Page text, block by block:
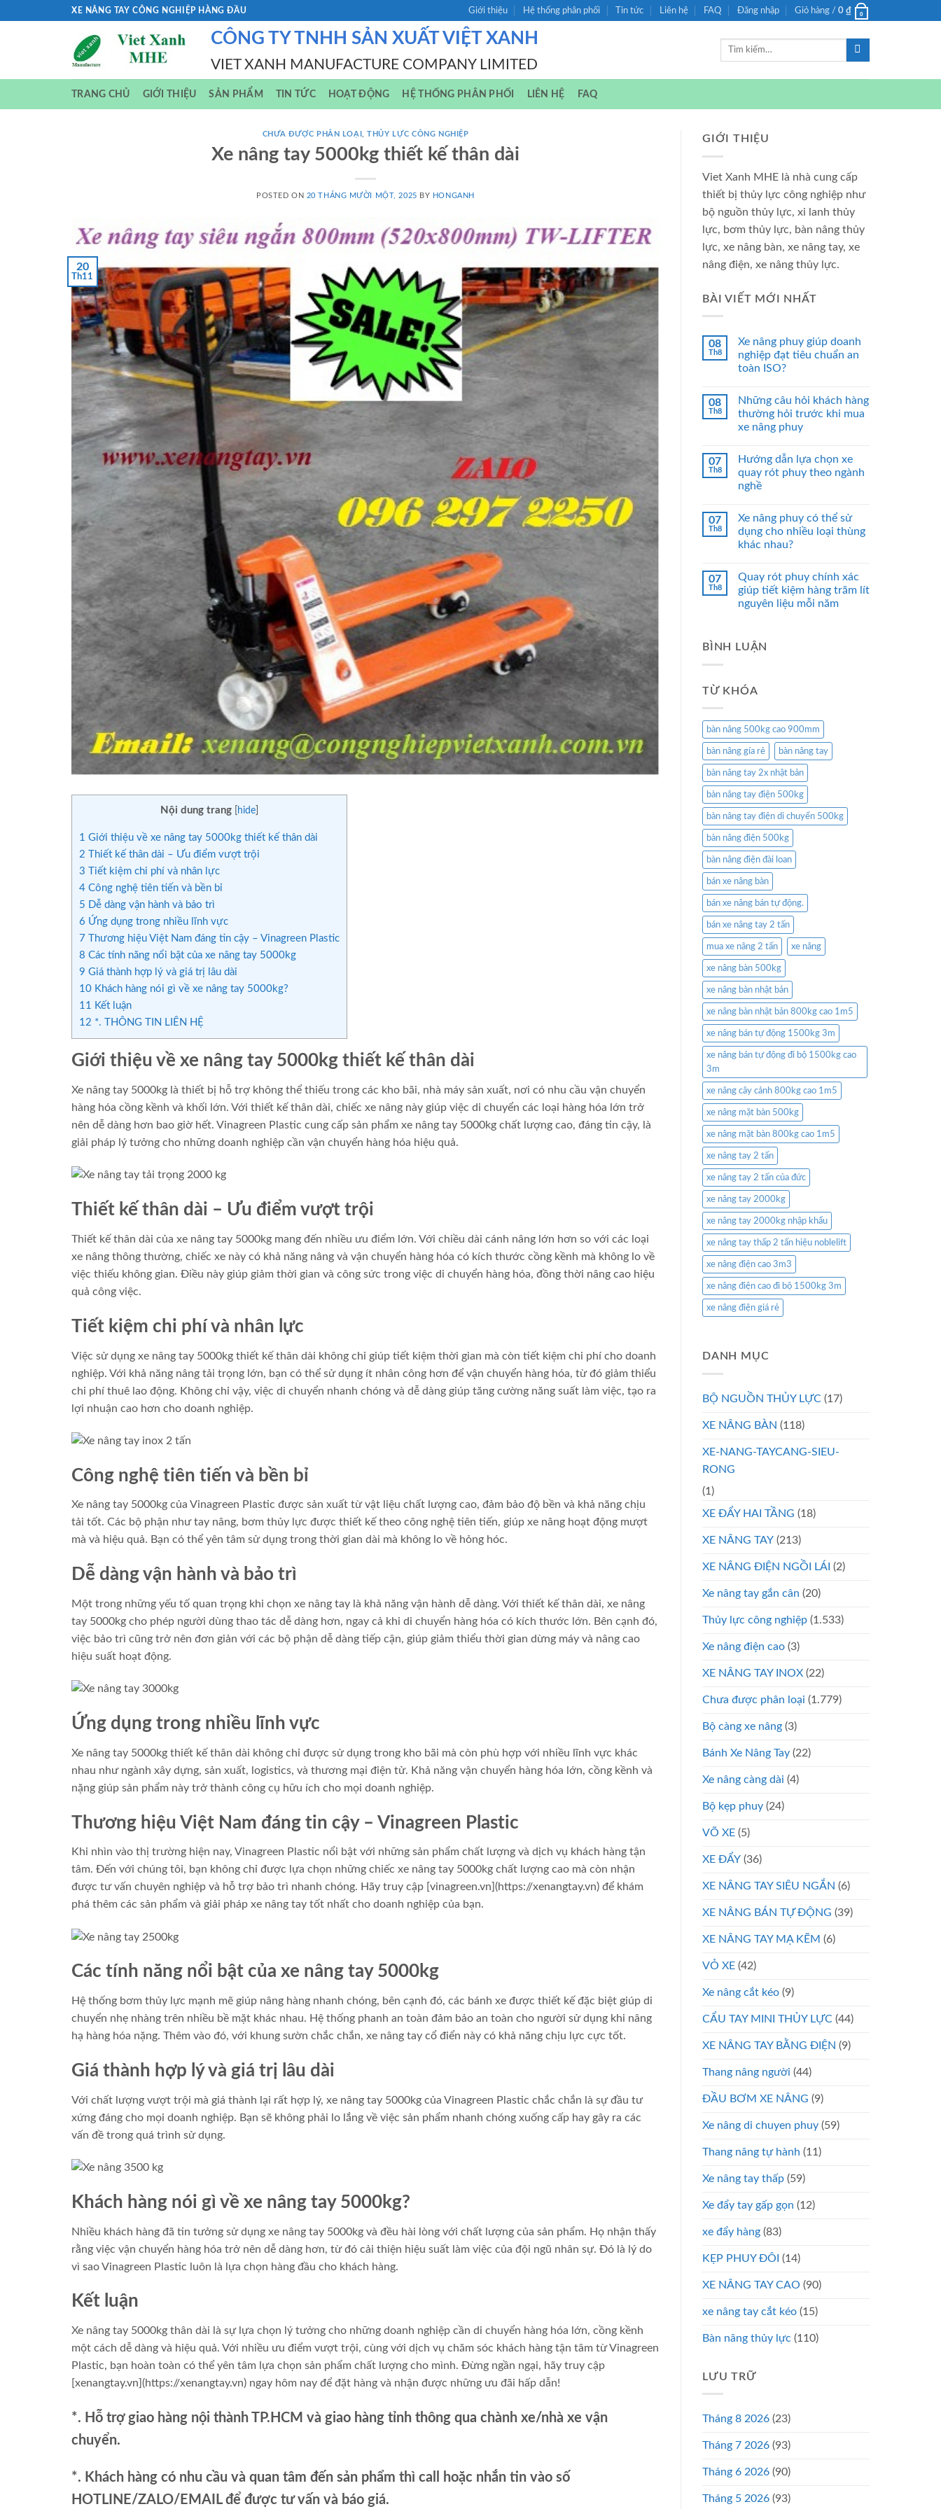
XE NÂNG TAY CÔNG NGHIỆP HÀNG ĐẦU Giới thiệu Hệ thống phân phối Tin tức Liên hệ FAQ Đăng nhập Giỏ hàng / 0 ₫ 0
CÔNG TY TNHH SẢN XUẤT VIỆT XANH
VIET XANH MANUFACTURE COMPANY LIMITED
Tìm
TRANG CHỦ GIỚI THIỆU SẢN PHẨM TIN TỨC HOẠT ĐỘNG HỆ THỐNG PHÂN PHỐI LIÊN HỆ FAQ
CHƯA ĐƯỢC PHÂN LOẠI ,THỦY LỰC CÔNG NGHIỆP
Xe nâng tay 5000kg thiết kế thân dài
POSTED ON 20 THÁNG MƯỜI MỘT, 2025 BY HONGANH
20
Th11
Nội dung trang hide
1 Giới thiệu về xe nâng tay 5000kg thiết kế thân dài
2 Thiết kế thân dài – Ưu điểm vượt trội
3 Tiết kiệm chi phí và nhân lực
4 Công nghệ tiên tiến và bền bỉ
5 Dễ dàng vận hành và bảo trì
6 Ứng dụng trong nhiều lĩnh vực
7 Thương hiệu Việt Nam đáng tin cậy – Vinagreen Plastic
8 Các tính năng nổi bật của xe nâng tay 5000kg
9 Giá thành hợp lý và giá trị lâu dài
10 Khách hàng nói gì về xe nâng tay 5000kg?
11 Kết luận
12 *. THÔNG TIN LIÊN HỆ
Giới thiệu về xe nâng tay 5000kg thiết kế thân dài
Xe nâng tay 5000kg là thiết bị hỗ trợ không thể thiếu trong các kho bãi, nhà máy sản xuất, nơi có nhu cầu vận chuyển
hàng hóa cồng kềnh và khối lớn. Với thiết kế thân dài, chiếc xe nâng này giúp việc di chuyển các loại hàng hóa lớn trở
nên dễ dàng hơn bao giờ hết. Vinagreen Plastic cung cấp sản phẩm xe nâng tay 5000kg chất lượng cao, đáng tin cậy, là
giải pháp lý tưởng cho những doanh nghiệp cần vận chuyển hàng hóa hiệu quả.
Thiết kế thân dài – Ưu điểm vượt trội
Thiết kế thân dài của xe nâng tay 5000kg mang đến nhiều ưu điểm lớn. Với chiều dài cánh nâng lớn hơn so với các loại
xe nâng thông thường, chiếc xe này có khả năng nâng và vận chuyển hàng hóa có kích thước cồng kềnh mà không lo về
việc thiếu không gian. Điều này giúp giảm thời gian và công sức trong việc di chuyển hàng hóa, đồng thời nâng cao hiệu
quả công việc.
Tiết kiệm chi phí và nhân lực
Việc sử dụng xe nâng tay 5000kg thiết kế thân dài không chỉ giúp tiết kiệm thời gian mà còn tiết kiệm chi phí cho doanh
nghiệp. Với khả năng nâng tải trọng lớn, bạn có thể sử dụng ít nhân công hơn để vận chuyển hàng hóa, từ đó giảm thiểu
chi phí thuê lao động. Không chỉ vậy, việc di chuyển nhanh chóng và dễ dàng giúp tăng cường năng suất làm việc, tạo ra
lợi nhuận cao hơn cho doanh nghiệp.
Công nghệ tiên tiến và bền bỉ
Xe nâng tay 5000kg của Vinagreen Plastic được sản xuất từ vật liệu chất lượng cao, đảm bảo độ bền và khả năng chịu
tải tốt. Các bộ phận như tay nâng, bơm thủy lực được thiết kế theo công nghệ tiên tiến, giúp xe nâng hoạt động mượt
mà và hiệu quả. Bạn có thể yên tâm sử dụng trong thời gian dài mà không lo về hỏng hóc.
Dễ dàng vận hành và bảo trì
Một trong những yếu tố quan trọng khi chọn xe nâng tay là khả năng vận hành dễ dàng. Với thiết kế thân dài, xe nâng
tay 5000kg cho phép người dùng thao tác dễ dàng hơn, ngay cả khi di chuyển hàng hóa có kích thước lớn. Bên cạnh đó,
việc bảo trì cũng trở nên đơn giản với các bộ phận dễ dàng tiếp cận, giúp giảm thiểu thời gian dừng máy và nâng cao
hiệu suất hoạt động.
Ứng dụng trong nhiều lĩnh vực
Xe nâng tay 5000kg thiết kế thân dài không chỉ được sử dụng trong kho bãi mà còn phù hợp với nhiều lĩnh vực khác
nhau như ngành xây dựng, sản xuất, logistics, và thương mại điện tử. Khả năng vận chuyển hàng hóa lớn, cồng kềnh và
nặng giúp sản phẩm này trở thành công cụ hữu ích cho mọi doanh nghiệp.
Thương hiệu Việt Nam đáng tin cậy – Vinagreen Plastic
Khi nhìn vào thị trường hiện nay, Vinagreen Plastic nổi bật với những sản phẩm chất lượng và dịch vụ khách hàng tận
tâm. Đến với chúng tôi, bạn không chỉ được lựa chọn những chiếc xe nâng tay 5000kg chất lượng cao mà còn nhận
được tư vấn chuyên nghiệp và hỗ trợ bảo trì nhanh chóng. Hãy truy cập [vinagreen.vn](https://xenangtay.vn) để khám
phá thêm các sản phẩm và giải pháp xe nâng tay tốt nhất cho doanh nghiệp của bạn.
Các tính năng nổi bật của xe nâng tay 5000kg
Hệ thống bơm thủy lực mạnh mẽ giúp nâng hàng nhanh chóng, bên cạnh đó, các bánh xe được thiết kế đặc biệt giúp di
chuyển nhẹ nhàng trên nhiều bề mặt khác nhau. Hệ thống phanh an toàn đảm bảo an toàn cho người sử dụng khi nâng
hạ hàng hóa nặng. Thêm vào đó, với khung sườn chắc chắn, xe nâng tay cổ điển này có khả năng chịu lực cực tốt.
Giá thành hợp lý và giá trị lâu dài
Với chất lượng vượt trội mà giá thành lại rất hợp lý, xe nâng tay 5000kg của Vinagreen Plastic chắc chắn là sự đầu tư
xứng đáng cho mọi doanh nghiệp. Bạn sẽ không phải lo lắng về việc sản phẩm nhanh chóng xuống cấp hay gây ra các
vấn đề trong quá trình sử dụng.
Khách hàng nói gì về xe nâng tay 5000kg?
Nhiều khách hàng đã tin tưởng sử dụng xe nâng tay 5000kg và đều hài lòng với chất lượng của sản phẩm. Họ nhận thấy
rằng việc vận chuyển hàng hóa trở nên dễ dàng hơn, từ đó cải thiện hiệu suất làm việc của đội ngũ nhân sự. Đó là lý do
vì sao Vinagreen Plastic luôn là lựa chọn hàng đầu cho khách hàng.
Kết luận
Xe nâng tay 5000kg thân dài là sự lựa chọn lý tưởng cho những doanh nghiệp cần di chuyển hàng hóa lớn, cồng kềnh
một cách dễ dàng và hiệu quả. Với nhiều ưu điểm vượt trội, cùng với dịch vụ chăm sóc khách hàng tận tâm từ Vinagreen
Plastic, bạn hoàn toàn có thể yên tâm lựa chọn sản phẩm chất lượng cho mình. Đừng ngần ngại, hãy truy cập
[xenangtay.vn](https://xenangtay.vn) ngay hôm nay để đặt hàng và nhận được những ưu đãi hấp dẫn!
*. Hỗ trợ giao hàng nội thành TP.HCM và giao hàng tỉnh thông qua chành xe/nhà xe vận
chuyển.
*. Khách hàng có nhu cầu và quan tâm đến sản phẩm thì call hoặc nhắn tin vào số
HOTLINE/ZALO/EMAIL để được tư vấn và báo giá.
GIỚI THIỆU
Viet Xanh MHE là nhà cung cấp
thiết bị thủy lực công nghiệp như
bộ nguồn thủy lực, xi lanh thủy
lực, bơm thủy lực, bàn nâng thủy
lực, xe nâng bàn, xe nâng tay, xe
nâng điện, xe nâng thủy lực.
BÀI VIẾT MỚI NHẤT
08
Th8
Xe nâng phuy giúp doanh
nghiệp đạt tiêu chuẩn an
toàn ISO?
08
Th8
Những câu hỏi khách hàng
thường hỏi trước khi mua
xe nâng phuy
07
Th8
Hướng dẫn lựa chọn xe
quay rót phuy theo ngành
nghề
07
Th8
Xe nâng phuy có thể sử
dụng cho nhiều loại thùng
khác nhau?
07
Th8
Quay rót phuy chính xác
giúp tiết kiệm hàng trăm lít
nguyên liệu mỗi năm
BÌNH LUẬN
TỪ KHÓA
bàn nâng 500kg cao 900mm
bàn nâng gía rẻ bàn nâng tay
bàn nâng tay 2x nhật bản
bàn nâng tay điện 500kg
bàn nâng tay điện di chuyển 500kg
bàn nâng điện 500kg
bàn nâng điện đài loan
bán xe nâng bàn
bán xe nâng bán tự động.
bán xe nâng tay 2 tấn
mua xe nâng 2 tấn xe nâng
xe nâng bàn 500kg
xe nâng bàn nhật bản
xe nâng bàn nhật bản 800kg cao 1m5
xe nâng bán tự động 1500kg 3m
xe nâng bán tự động đi bộ 1500kg cao
3m
xe nâng cây cảnh 800kg cao 1m5
xe nâng mặt bàn 500kg
xe nâng mặt bàn 800kg cao 1m5
xe nâng tay 2 tấn
xe nâng tay 2 tấn của đức
xe nâng tay 2000kg
xe nâng tay 2000kg nhập khẩu
xe nâng tay thấp 2 tấn hiệu noblelift
xe nâng điện cao 3m3
xe nâng điện cao đi bộ 1500kg 3m
xe nâng điện giá rẻ
DANH MỤC
BỘ NGUỒN THỦY LỰC (17)
XE NÂNG BÀN (118)
XE-NANG-TAYCANG-SIEU-
RONG
(1)
XE ĐẨY HAI TẦNG (18)
XE NÂNG TAY (213)
XE NÂNG ĐIỆN NGỒI LÁI (2)
Xe nâng tay gắn cân (20)
Thủy lực công nghiệp (1.533)
Xe nâng điện cao (3)
XE NÂNG TAY INOX (22)
Chưa được phân loại (1.779)
Bộ càng xe nâng (3)
Bánh Xe Nâng Tay (22)
Xe nâng càng dài (4)
Bộ kẹp phuy (24)
VÕ XE (5)
XE ĐẨY (36)
XE NÂNG TAY SIÊU NGẮN (6)
XE NÂNG BÁN TỰ ĐỘNG (39)
XE NÂNG TAY MẠ KẼM (6)
VỎ XE (42)
Xe nâng cắt kéo (9)
CẨU TAY MINI THỦY LỰC (44)
XE NÂNG TAY BẰNG ĐIỆN (9)
Thang nâng người (44)
ĐẦU BƠM XE NÂNG (9)
Xe nâng di chuyen phuy (59)
Thang nâng tự hành (11)
Xe nâng tay thấp (59)
Xe đẩy tay gấp gọn (12)
xe đẩy hàng (83)
KẸP PHUY ĐÔI (14)
XE NÂNG TAY CAO (90)
xe nâng tay cắt kéo (15)
Bàn nâng thủy lực (110)
LƯU TRỮ
Tháng 8 2026 (23)
Tháng 7 2026 (93)
Tháng 6 2026 (90)
Tháng 5 2026 (93)